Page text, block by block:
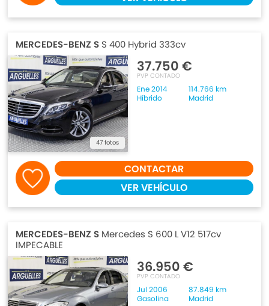
MERCEDES-BENZ S S 400 Hybrid 333cv
47 fotos
37.750 €
PVP CONTADO
Ene 2014
114.766 km
Híbrido
Madrid
CONTACTAR
VER VEHÍCULO
MERCEDES-BENZ S Mercedes S 600 L V12 517cv
IMPECABLE
36.950 €
PVP CONTADO
Jul 2006
87.849 km
Gasolina
Madrid